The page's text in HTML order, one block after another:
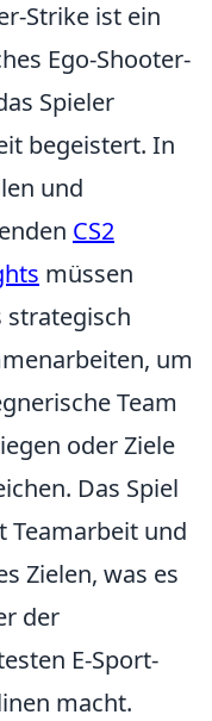
Strike ist ein
Ego-Shooter-
Spieler
begeistert. In
und
CS2
müssen
strategisch
um
Team
oder Ziele
Das Spiel
Teamarbeit und
Zielen, was es
der
E-Sport-
macht.